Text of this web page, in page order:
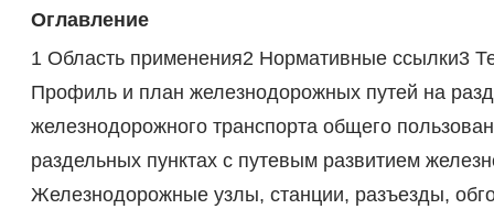
Оглавление
1 Область применения2 Нормативные ссылки3
Профиль и план железнодорожных путей на
железнодорожного транспорта общего
раздельных пунктах с путевым развитием
Железнодорожные узлы, станции, разъезды,